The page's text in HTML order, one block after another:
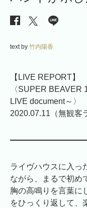
text by 竹内陽香
【LIVE REPORT】
〈SUPER BEAVER
LIVE document～〉
2020.07.11（無観客
ライヴハウスに入っ
ながら、まるで初め
胸の高鳴りを言葉に
をひっくり返して、